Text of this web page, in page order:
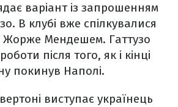
варіант із запрошенням
В клубі вже спілкувалися
Жорже Мендешем. Гаттузо
після того, як і кінці
покинув Наполі.
виступає українець